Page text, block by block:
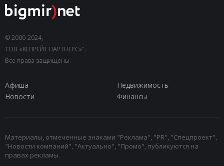
© 2000-2024,
ТОВ «КЕПРЕЙТ ПАРТНЕРС»".
Все права защищены.
Афиша
Недвижимость
Новости
Финансы
Материалы, отмеченные знаками "Реклама", "PR", "Спецпроект",
"Новости компаний", "Актуально", "Промо", публикуются на
правах рекламы.